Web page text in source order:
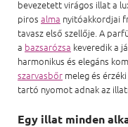
bevezetett virágos illat a
piros alma nyitóakkordjai
tavasz első szellője. A
a bazsarózsa keveredik a
harmonikus és elegáns
szarvasbőr meleg és
tartó nyomot adnak az
Egy illat minden